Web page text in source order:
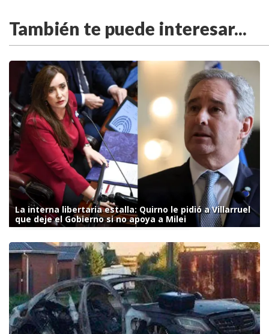
También te puede interesar...
La interna libertaria estalla: Quirno le pidió a Villarruel
que deje el Gobierno si no apoya a Milei